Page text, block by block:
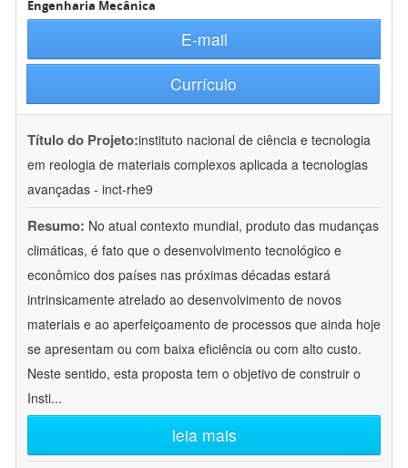
Engenharia Mecânica
E-mail
Currículo
Título do Projeto:instituto nacional de ciência e tecnologia
em reologia de materiais complexos aplicada a tecnologias
avançadas - inct-rhe9
Resumo: No atual contexto mundial, produto das mudanças
climáticas, é fato que o desenvolvimento tecnológico e
econômico dos países nas próximas décadas estará
intrinsicamente atrelado ao desenvolvimento de novos
materiais e ao aperfeiçoamento de processos que ainda hoje
se apresentam ou com baixa eficiência ou com alto custo.
Neste sentido, esta proposta tem o objetivo de construir o
Insti...
leia mais